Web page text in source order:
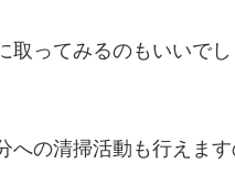
ってみるのもいいでし
への清掃活動も行えま